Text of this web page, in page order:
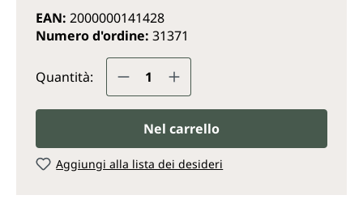
EAN: 2000000141428
Numero d'ordine: 31371
Quantità: Quantità del prodotto:
Nel carrello
Aggiungi alla lista dei desideri